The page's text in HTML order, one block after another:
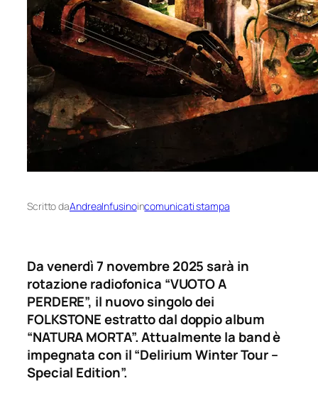
Scritto daAndreaInfusinoincomunicati stampa
Da venerdì 7 novembre 2025 sarà in
rotazione radiofonica “VUOTO A
PERDERE”, il nuovo singolo dei
FOLKSTONE estratto dal doppio album
“NATURA MORTA”. Attualmente la band è
impegnata con il “Delirium Winter Tour –
Special Edition”.